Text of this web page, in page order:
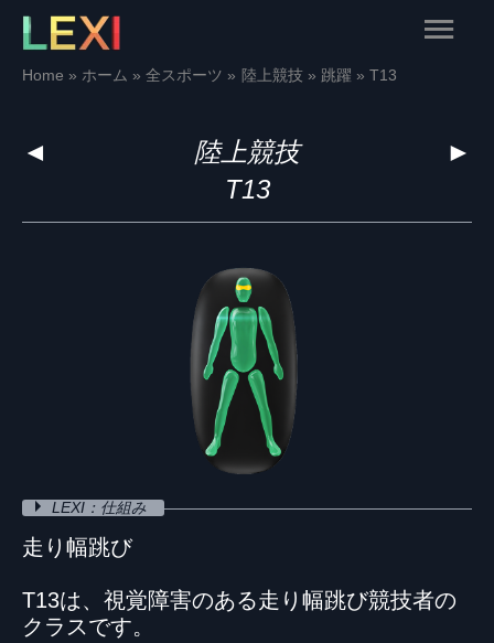
Skip
content
Main
Home ホーム 全スポーツ 陸上競技 跳躍 T13
◄ ►
陸上競技
T13
LEXI：仕組み
走り幅跳び
T13は、視覚障害のある走り幅跳び競技者の
クラスです。